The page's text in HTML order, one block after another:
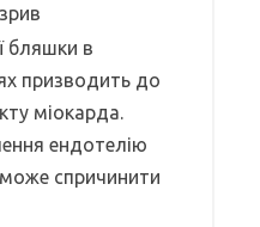
бляшки в
призводить до
міокарда.
ендотелію
спричинити